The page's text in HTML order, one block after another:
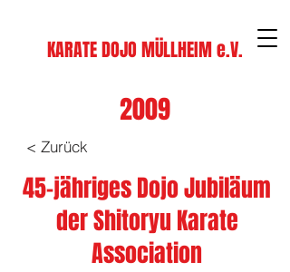
KARATE DOJO MÜLLHEIM e.V.
2009
< Zurück
45-jähriges Dojo Jubiläum
der Shitoryu Karate
Association